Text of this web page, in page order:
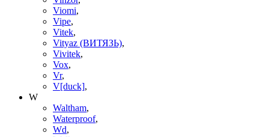
Viomi,
Vipe,
Vitek,
Vityaz (ВИТЯЗЬ),
Vivitek,
Vox,
Vr,
V[duck],
W
Waltham,
Waterproof,
Wd,